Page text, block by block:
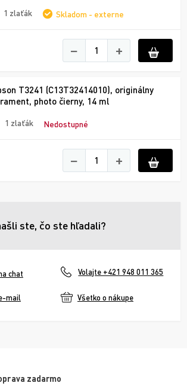
1 zlaťák Skladom - externe
− +
T3241 (C13T32414010), originálny
photo čierny, 14 ml
1 zlaťák Nedostupné
− +
ste, čo ste hľadali?
chat Volajte +421 948 011 365
mail Všetko o nákupe
zadarmo